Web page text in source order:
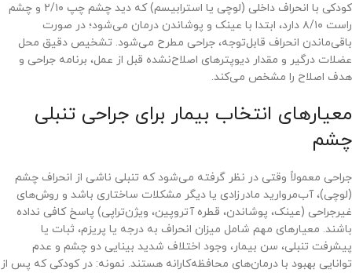
کودکی با انحراف داخلی (لوچی یا استرابیسم) که دید چشم چپ ۲/۱۰ و چشم
راست ۸/۱۰ دارد، ابتدا با عینک و پوشاندن درمان می‌شود؛ در صورت
باقی‌ماندن انحراف قابل‌توجه، جراحی مطرح می‌شود. تشخیص دقیق محل
عضلات درگیر و مقدار دیوپترهای اصلاح‌نشده قبل از عمل، برنامه جراحی و
هدف اصلاح را مشخص می‌کند.
معیارهای انتخاب بیمار برای جراحی تنبلی
چشم
جراحی معمولاً وقتی در نظر گرفته می‌شود که تنبلی ناشی از انحراف چشم
(لوچی)، آب‌مروارید مادرزادی یا دیگر مشکلات ساختاری باشد و روش‌های
غیرجراحی (عینک، پوشاندن، قطره آتروپین، ویژن‌تراپی) پاسخ کافی نداده
باشند. معیارهای مهم شامل میزان انحراف به درجه یا پریزم، ثبات یا
پیشرفت تنبلی، سن بیمار، وجود اختلاف شدید بینایی دو چشم و عدم
توانایی بهبود با درمان‌های محافظه‌کارانه هستند. نمونه: در کودکی که پس از